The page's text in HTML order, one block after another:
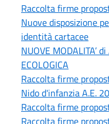
Raccolta firme
Nuove disposizione
identità cartacee
NUOVE MODALITA’
ECOLOGICA
Raccolta firme
Nido d'infanzia A.E.
Raccolta firme
Raccolta firme